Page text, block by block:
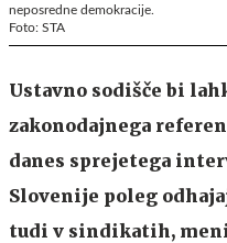
neposredne demokracije.
Foto: STA
Ustavno sodišče bi
zakonodajnega
danes sprejetega
Slovenije poleg
tudi v sindikatih,